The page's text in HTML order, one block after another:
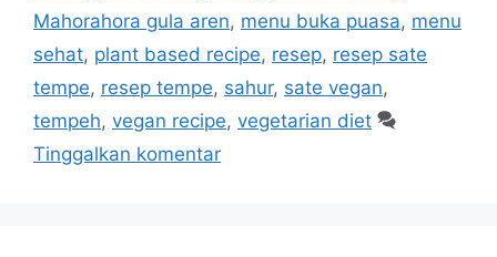
Mahorahora gula aren, menu buka puasa, menu
sehat, plant based recipe, resep, resep sate
tempe, resep tempe, sahur, sate vegan,
tempeh, vegan recipe, vegetarian diet
Tinggalkan komentar